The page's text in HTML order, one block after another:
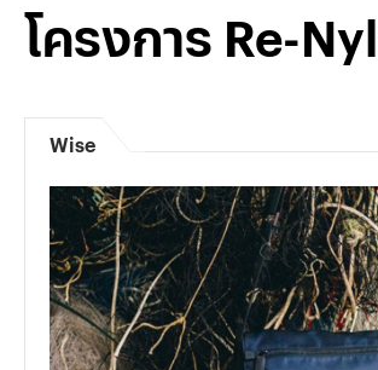
โครงการ Re-
Wise